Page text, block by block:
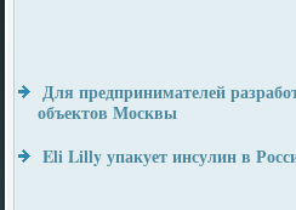
Для предпринимателей
объектов Москвы
Eli Lilly упакует инсулин в